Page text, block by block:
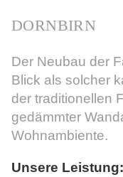
Dornbirn
Der Neubau der
Blick als solcher
der traditionellen
gedämmter
Wohnambiente.
Unsere Leistung: